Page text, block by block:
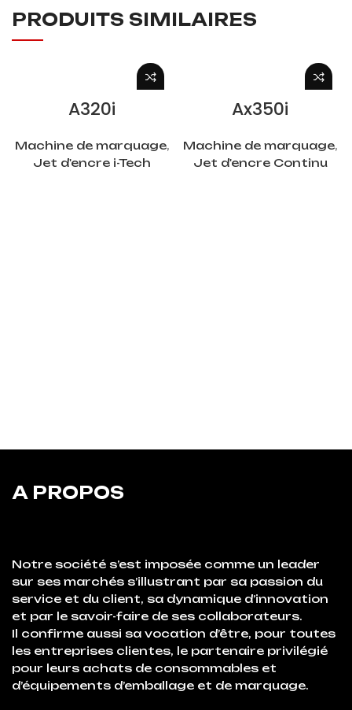
PRODUITS SIMILAIRES
A320i
Machine de marquage,
Jet d'encre i-Tech
Ax350i
Machine de marquage,
Jet d'encre Continu
A PROPOS
Notre société s’est imposée comme un leader
sur ses marchés s’illustrant par sa passion du
service et du client, sa dynamique d’innovation
et par le savoir-faire de ses collaborateurs.
Il confirme aussi sa vocation d’être, pour toutes
les entreprises clientes, le partenaire privilégié
pour leurs achats de consommables et
d’équipements d’emballage et de marquage.